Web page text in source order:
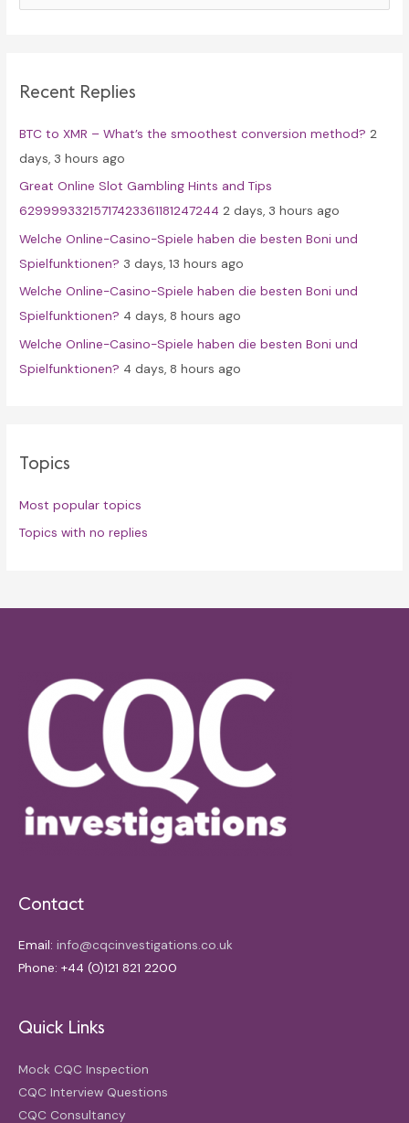
h
o
r
:
Recent Replies
BTC to XMR – What’s the smoothest conversion method? 2
days, 3 hours ago
Great Online Slot Gambling Hints and Tips
62999933215717423361181247244 2 days, 3 hours ago
Welche Online-Casino-Spiele haben die besten Boni und
Spielfunktionen? 3 days, 13 hours ago
Welche Online-Casino-Spiele haben die besten Boni und
Spielfunktionen? 4 days, 8 hours ago
Welche Online-Casino-Spiele haben die besten Boni und
Spielfunktionen? 4 days, 8 hours ago
Topics
Most popular topics
Topics with no replies
Contact
Email: info@cqcinvestigations.co.uk
Phone: +44 (0)121 821 2200
Quick Links
Mock CQC Inspection
CQC Interview Questions
CQC Consultancy